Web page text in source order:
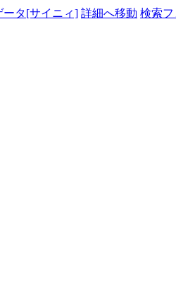
ータ[サイニィ] 詳細へ移動 検索